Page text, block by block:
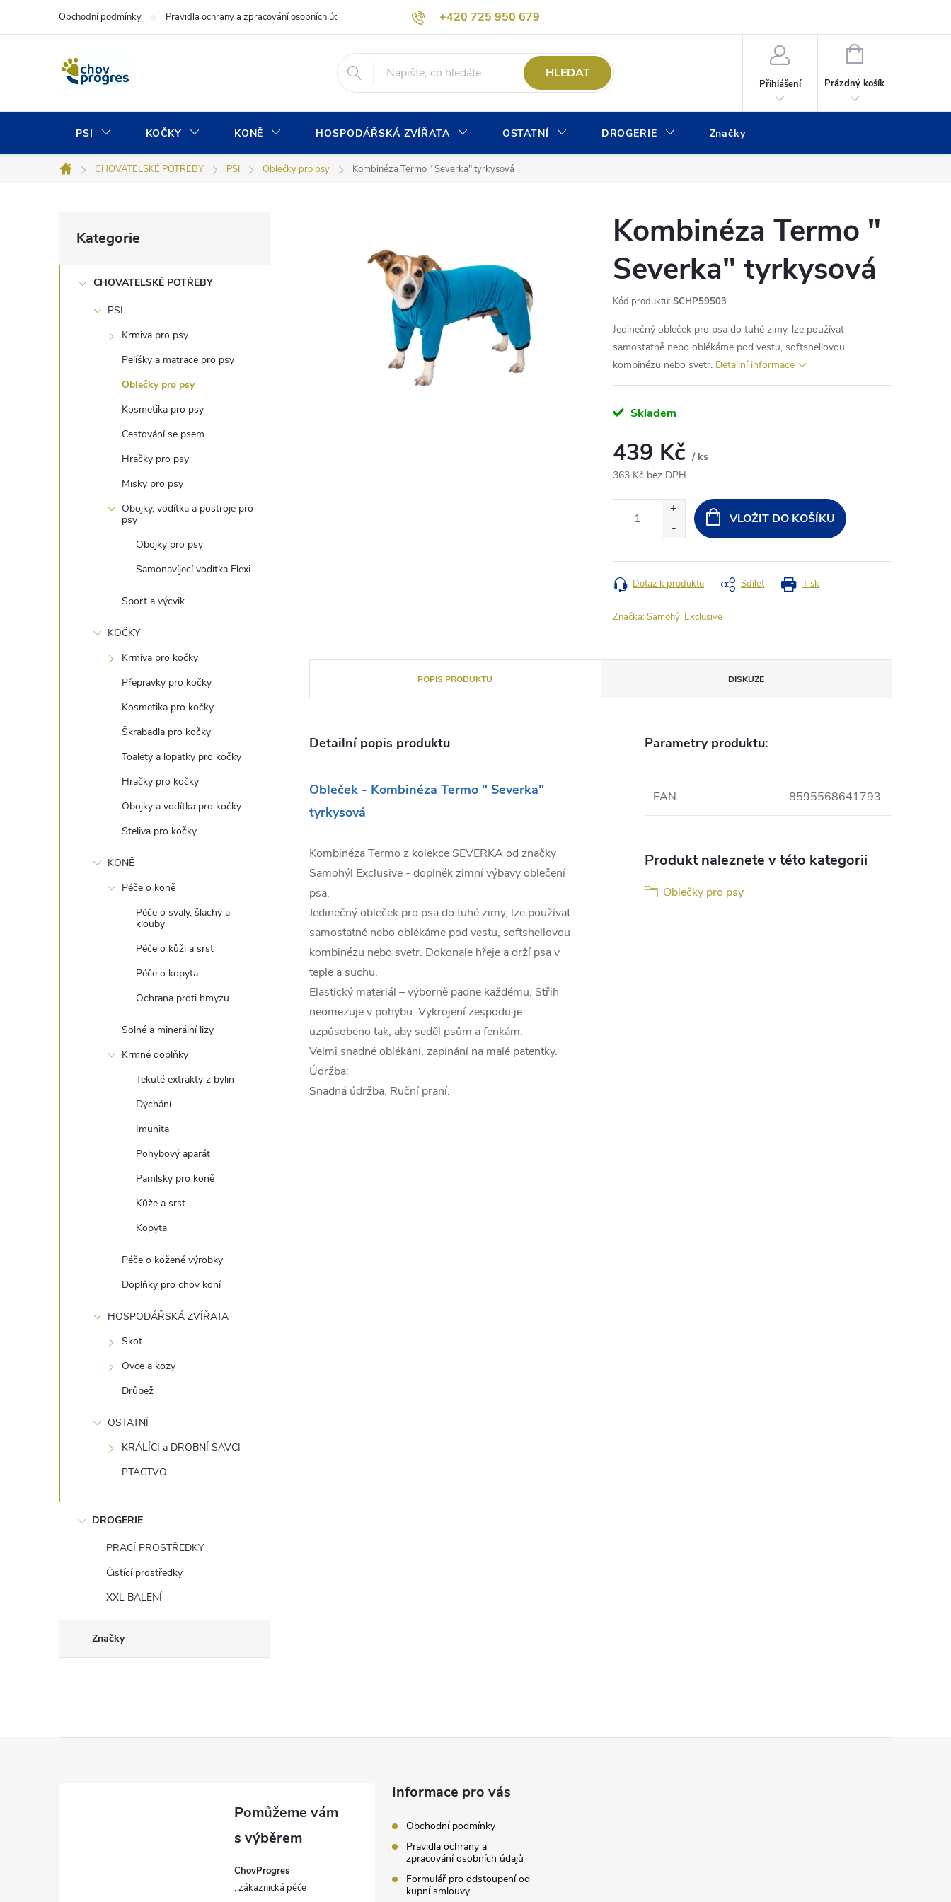
+420 725 950 679
info@chovprogres.cz
Obchodní podmínky Pravidla ochrany a zpracování osobních údajů Formulář pro odstoupení od kupní smlouvy
HLEDAT
Přihlášení
NÁKUPNÍ
Prázdný košík
PSI KOČKY KONĚ HOSPODÁŘSKÁ ZVÍŘATA OSTATNÍ DROGERIE Značky
Domů
CHOVATELSKÉ POTŘEBY PSI Oblečky pro psy Kombinéza Termo " Severka" tyrkysová
o
kategorie
Kategorie
CHOVATELSKÉ POTŘEBY
PSI
Krmiva pro psy
Pelíšky a matrace pro psy
Oblečky pro psy
Kosmetika pro psy
Cestování se psem
Hračky pro psy
Misky pro psy
Obojky, vodítka a postroje pro
psy
Obojky pro psy
Samonavíjecí vodítka Flexi
Sport a výcvik
KOČKY
Krmiva pro kočky
Přepravky pro kočky
Kosmetika pro kočky
Škrabadla pro kočky
Toalety a lopatky pro kočky
Hračky pro kočky
Obojky a vodítka pro kočky
Steliva pro kočky
KONĚ
Péče o koně
Péče o svaly, šlachy a
klouby
Péče o kůži a srst
Péče o kopyta
Ochrana proti hmyzu
Solné a minerální lizy
Krmné doplňky
Tekuté extrakty z bylin
Dýchání
Imunita
Pohybový aparát
Pamlsky pro koně
Kůže a srst
Kopyta
Péče o kožené výrobky
Doplňky pro chov koní
HOSPODÁŘSKÁ ZVÍŘATA
Skot
Ovce a kozy
Drůbež
OSTATNÍ
KRÁLÍCI a DROBNÍ SAVCI
PTACTVO
DROGERIE
PRACÍ PROSTŘEDKY
Čistící prostředky
XXL BALENÍ
Značky
Kombinéza Termo "
Severka" tyrkysová
Kód produktu: SCHP59503
Jedinečný obleček pro psa do tuhé zimy, lze používat
samostatně nebo oblékáme pod vestu, softshellovou
kombinézu nebo svetr. Detailní informace
Skladem
439 Kč / ks
363 Kč bez DPH
VLOŽIT DO KOŠÍKU
Tisk
Dotaz k produktu Sdílet
Značka:Samohýl Exclusive
POPIS PRODUKTU DISKUZE
Detailní popis produktu
Obleček - Kombinéza Termo " Severka"
tyrkysová
Kombinéza Termo z kolekce SEVERKA od značky
Samohýl Exclusive - doplněk zimní výbavy oblečení
psa.
Jedinečný obleček pro psa do tuhé zimy, lze používat
samostatně nebo oblékáme pod vestu, softshellovou
kombinézu nebo svetr. Dokonale hřeje a drží psa v
teple a suchu.
Elastický materiál – výborně padne každému. Střih
neomezuje v pohybu. Vykrojení zespodu je
uzpůsobeno tak, aby seděl psům a fenkám.
Velmi snadné oblékání, zapínání na malé patentky.
Údržba:
Snadná údržba. Ruční praní.
Parametry produktu:
EAN: 8595568641793
Produkt naleznete v této kategorii
Oblečky pro psy
ChovProgres
Informace pro vás
Obchodní podmínky
Pravidla ochrany a
zpracování osobních údajů
Formulář pro odstoupení od
kupní smlouvy